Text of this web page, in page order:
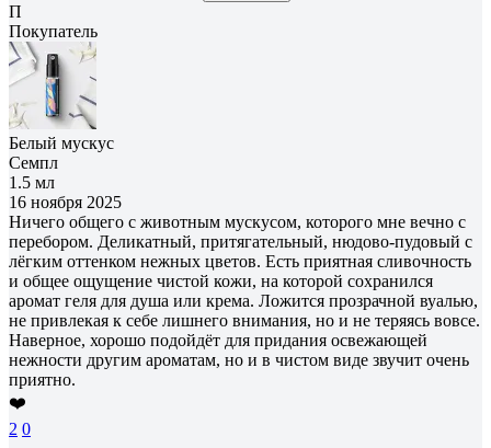
П
Покупатель
Белый мускус
Семпл
1.5 мл
16 ноября 2025
Ничего общего с животным мускусом, которого мне вечно с
перебором. Деликатный, притягательный, нюдово-пудовый с
лёгким оттенком нежных цветов. Есть приятная сливочность
и общее ощущение чистой кожи, на которой сохранился
аромат геля для душа или крема. Ложится прозрачной вуалью,
не привлекая к себе лишнего внимания, но и не теряясь вовсе.
Наверное, хорошо подойдёт для придания освежающей
нежности другим ароматам, но и в чистом виде звучит очень
приятно.
❤️
2 0